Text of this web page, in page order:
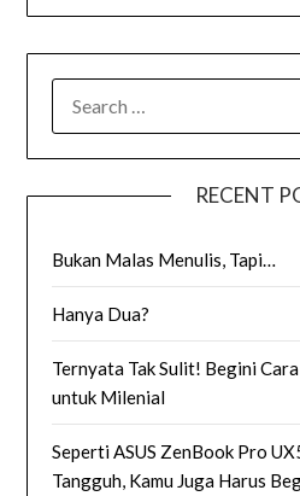
FOR:
RECENT
Bukan Malas Menulis, Tapi…
Hanya Dua?
Ternyata Tak Sulit! Begini
untuk Milenial
Seperti ASUS ZenBook Pro
Tangguh, Kamu Juga Harus